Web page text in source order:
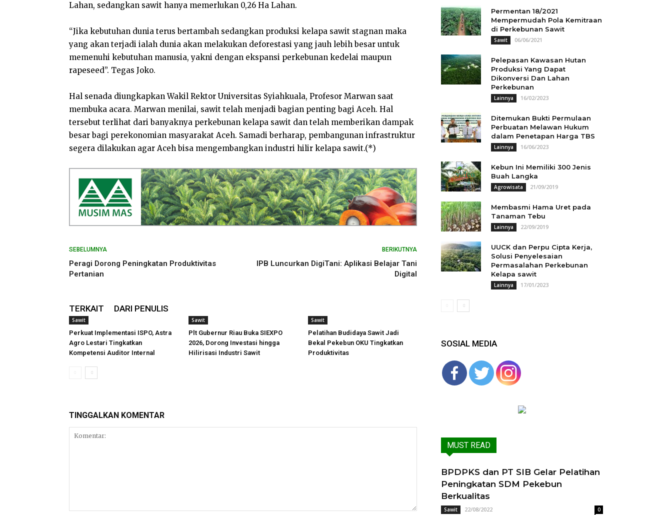
Lahan, sedangkan sawit hanya memerlukan 0,26 Ha Lahan.
“Jika kebutuhan dunia terus bertambah sedangkan produksi kelapa sawit stagnan maka
yang akan terjadi ialah dunia akan melakukan deforestasi yang jauh lebih besar untuk
memenuhi kebutuhan manusia, yakni dengan ekspansi perkebunan kedelai maupun
rapeseed”. Tegas Joko.
Hal senada diungkapkan Wakil Rektor Universitas Syiahkuala, Profesor Marwan saat
membuka acara. Marwan menilai, sawit telah menjadi bagian penting bagi Aceh. Hal
tersebut terlihat dari banyaknya perkebunan kelapa sawit dan telah memberikan dampak
besar bagi perekonomian masyarakat Aceh. Samadi berharap, pembangunan infrastruktur
segera dilakukan agar Aceh bisa mengembangkan industri hilir kelapa sawit.(*)
SEBELUMNYA
Peragi Dorong Peningkatan Produktivitas
Pertanian
BERIKUTNYA
IPB Luncurkan DigiTani: Aplikasi Belajar Tani
Digital
TERKAIT DARI PENULIS
Sawit
Perkuat Implementasi ISPO, Astra
Agro Lestari Tingkatkan
Kompetensi Auditor Internal
Sawit
Plt Gubernur Riau Buka SIEXPO
2026, Dorong Investasi hingga
Hilirisasi Industri Sawit
Sawit
Pelatihan Budidaya Sawit Jadi
Bekal Pekebun OKU Tingkatkan
Produktivitas
TINGGALKAN KOMENTAR
Permentan 18/2021
Mempermudah Pola Kemitraan
di Perkebunan Sawit
Sawit 06/06/2021
Pelepasan Kawasan Hutan
Produksi Yang Dapat
Dikonversi Dan Lahan
Perkebunan
Lainnya 16/02/2023
Ditemukan Bukti Permulaan
Perbuatan Melawan Hukum
dalam Penetapan Harga TBS
Lainnya 16/06/2023
Kebun Ini Memiliki 300 Jenis
Buah Langka
Agrowisata 21/09/2019
Membasmi Hama Uret pada
Tanaman Tebu
Lainnya 22/09/2019
UUCK dan Perpu Cipta Kerja,
Solusi Penyelesaian
Permasalahan Perkebunan
Kelapa sawit
Lainnya 17/01/2023
SOSIAL MEDIA
MUST READ
BPDPKS dan PT SIB Gelar Pelatihan
Peningkatan SDM Pekebun
Berkualitas
Sawit 22/08/2022 0